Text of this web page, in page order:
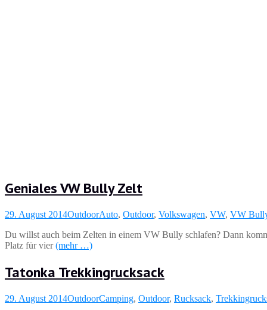
Geniales VW Bully Zelt
29. August 2014OutdoorAuto, Outdoor, Volkswagen, VW, VW
Du willst auch beim Zelten in einem VW Bully schlafen? Dann
Platz für vier(mehr …)
Tatonka Trekkingrucksack
29. August 2014OutdoorCamping, Outdoor, Rucksack,